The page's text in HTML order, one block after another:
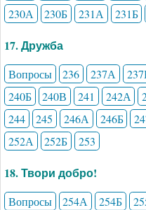
230А
230Б 231А 231Б
17. Дружба
Вопросы 236 237А
240Б
240В 241 242А
244
245 246А 246Б
252А
252Б 253
18. Твори добро!
Вопросы 254А 254Б